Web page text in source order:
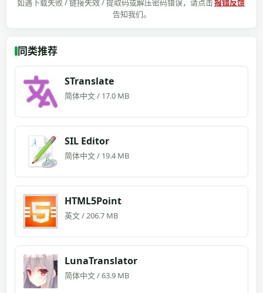
如遇下载失败 / 链接失效 / 提取码或解压密码错误，请点击报错反馈
告知我们。
同类推荐
STranslate
简体中文 / 17.0 MB
SIL Editor
简体中文 / 19.4 MB
HTML5Point
英文 / 206.7 MB
LunaTranslator
简体中文 / 63.9 MB